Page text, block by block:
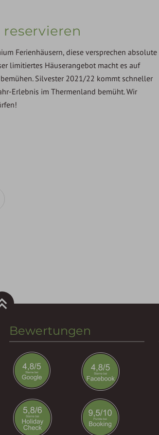
Ferienhäusern, diese versprechen absolute
limitiertes Häuserangebot macht es auf
Silvester 2021/22 kommt schneller
Erlebnis im Thermenland bemüht. Wir
Bewertungen